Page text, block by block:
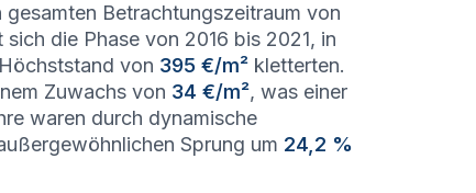
Betrachtungszeitraum von
die Phase von 2016 bis 2021, in
von 395 €/m² kletterten.
Zuwachs von 34 €/m², was einer
waren durch dynamische
Sprung um 24,2 %